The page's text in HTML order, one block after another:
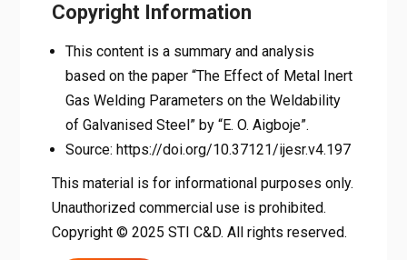
Copyright Information
This content is a summary and analysis
based on the paper “The Effect of Metal Inert
Gas Welding Parameters on the Weldability
of Galvanised Steel” by “E. O. Aigboje”.
Source: https://doi.org/10.37121/ijesr.v4.197
This material is for informational purposes only.
Unauthorized commercial use is prohibited.
Copyright © 2025 STI C&D. All rights reserved.